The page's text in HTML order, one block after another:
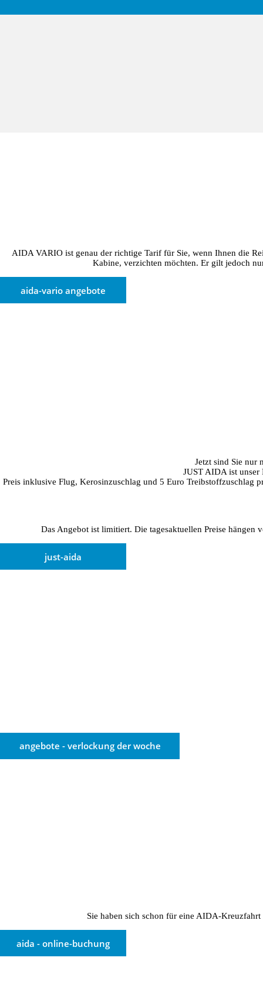
AIDA VARIO ist genau der richtige Tarif für Sie, wenn Ihnen die
Kabine, verzichten möchten. Er gilt jedoch
aida-vario angebote
Jetzt sind Sie nur
JUST AIDA ist unser
Preis inklusive Flug, Kerosinzuschlag und 5 Euro Treibstoffzuschlag
Das Angebot ist limitiert. Die tagesaktuellen Preise
just-aida
angebote - verlockung der woche
Sie haben sich schon für eine AIDA-
aida - online-buchung